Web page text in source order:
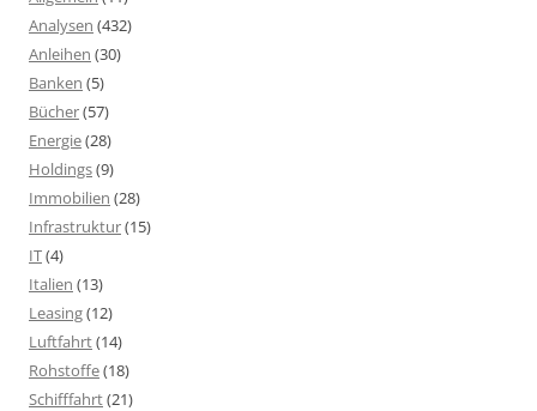
Analysen (432)
Anleihen (30)
Banken (5)
Bücher(57)
Energie(28)
Holdings(9)
Immobilien (28)
Infrastruktur(15)
IT(4)
Italien (13)
Leasing(12)
Luftfahrt(14)
Rohstoffe(18)
Schifffahrt(21)